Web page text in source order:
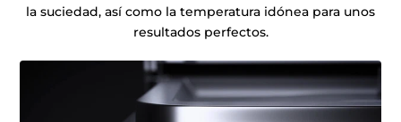
la suciedad, así como la temperatura idónea para unos
resultados perfectos.